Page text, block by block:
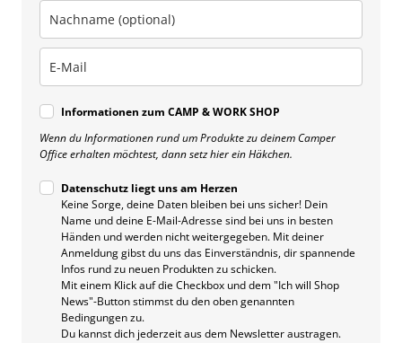
Informationen zum CAMP & WORK SHOP
Wenn du Informationen rund um Produkte zu deinem Camper
Office erhalten möchtest, dann setz hier ein Häkchen.
Datenschutz liegt uns am Herzen
Keine Sorge, deine Daten bleiben bei uns sicher! Dein
Name und deine E-Mail-Adresse sind bei uns in besten
Händen und werden nicht weitergegeben. Mit deiner
Anmeldung gibst du uns das Einverständnis, dir spannende
Infos rund zu neuen Produkten zu schicken.
Mit einem Klick auf die Checkbox und dem "Ich will Shop
News"-Button stimmst du den oben genannten
Bedingungen zu.
Du kannst dich jederzeit aus dem Newsletter austragen.